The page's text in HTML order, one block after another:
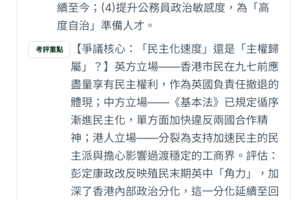
續至今；(4)提升公務員政治敏感度，為「高
度自治」準備人才。
考評重點
【爭議核心：「民主化速度」還是「主權歸
屬」？】英方立場——香港市民在九七前應
盡量享有民主權利，作為英國負責任撤退的
體現；中方立場——《基本法》已規定循序
漸進民主化，單方面加快違反兩國合作精
神；港人立場——分裂為支持加速民主的民
主派與擔心影響過渡穩定的工商界。評估：
彭定康政改反映殖民末期英中「角力」，加
深了香港內部政治分化，這一分化延續至回